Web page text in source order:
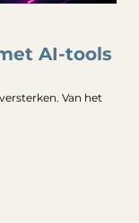
AI-tools
Van het